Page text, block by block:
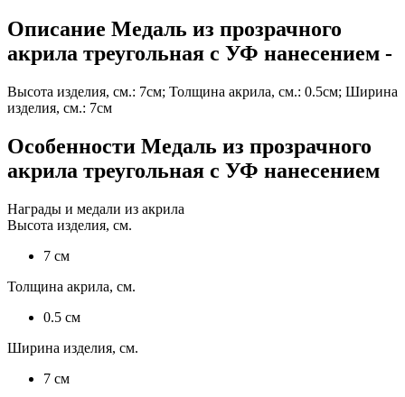
Описание Медаль из прозрачного
акрила треугольная с УФ нанесением -
Высота изделия, см.: 7см; Толщина акрила, см.: 0.5см; Ширина
изделия, см.: 7см
Особенности Медаль из прозрачного
акрила треугольная с УФ нанесением
Награды и медали из акрила
Высота изделия, см.
7 см
Толщина акрила, см.
0.5 см
Ширина изделия, см.
7 см